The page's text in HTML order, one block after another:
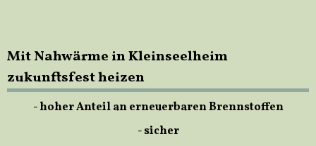
Mit Nahwärme in Kleinseelheim
zukunftsfest heizen
- hoher Anteil an erneuerbaren Brennstoffen
- sicher